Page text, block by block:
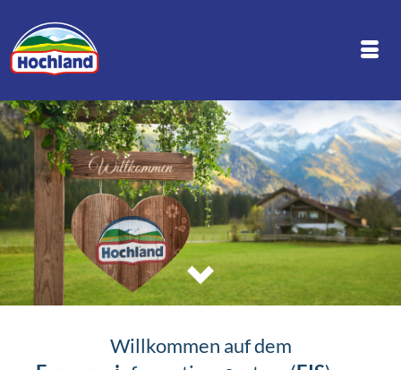
Willkommen auf dem